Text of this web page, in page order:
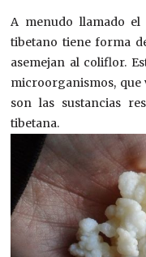
A menudo llamado
tibetano tiene forma
asemejan al coliflor.
microorganismos, que
son las sustancias
tibetana.